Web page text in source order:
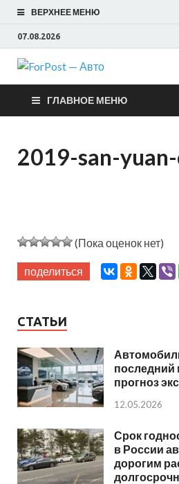
ВЕРХНЕЕ МЕНЮ
07.08.2026
Авто
ГЛАВНОЕ МЕНЮ
2019-san-
(Пока оценок нет)
поделиться
СТАТЬИ
последний
прогноз
12.05.2026
Срок
в России
дорогим